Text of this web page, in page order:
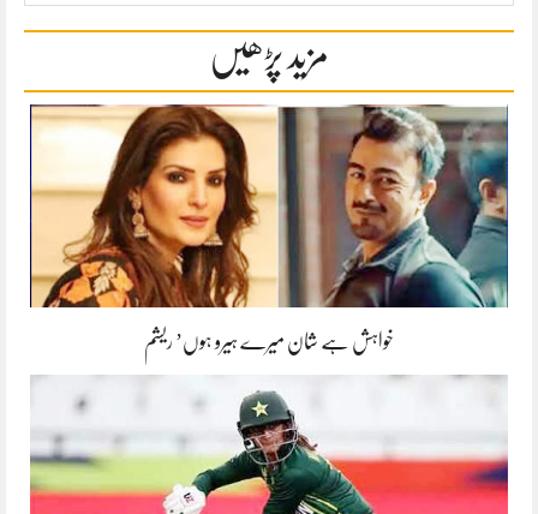
مزید پڑھیں
خواہش ہے شان میرے ہیرو ہوں’ ریشم